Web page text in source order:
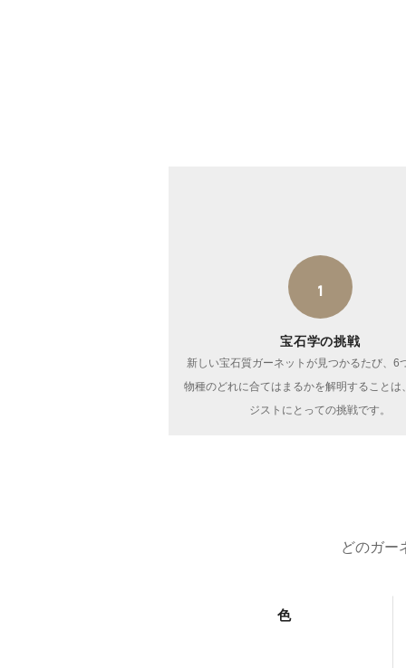
1
宝石学の挑戦
新しい宝石質ガーネットが見つかるたび、6
物種のどれに合てはまるかを解明することは
ジストにとっての挑戦です。
どのガー
色